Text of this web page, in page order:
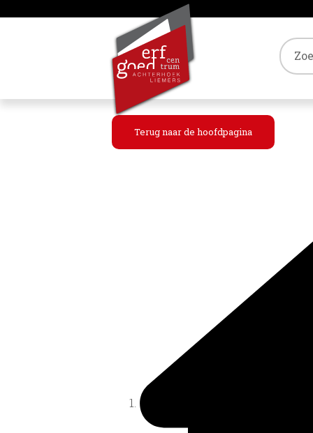
Terug naar de hoofdpagina